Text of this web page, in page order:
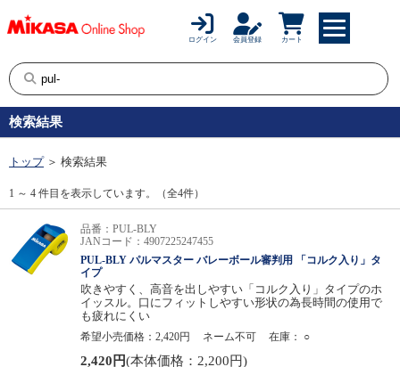
ログイン 会員登録 カート
検索結果
トップ ＞ 検索結果
1 ～ 4 件目を表示しています。（全4件）
品番：PUL-BLY
JANコード：4907225247455
PUL-BLY パルマスター バレーボール審判用 「コルク入り」タ
イプ
吹きやすく、高音を出しやすい「コルク入り」タイプのホ
イッスル。口にフィットしやすい形状の為長時間の使用で
も疲れにくい
希望小売価格：2,420円
ネーム不可 在庫： ○
2,420円(本体価格：2,200円)